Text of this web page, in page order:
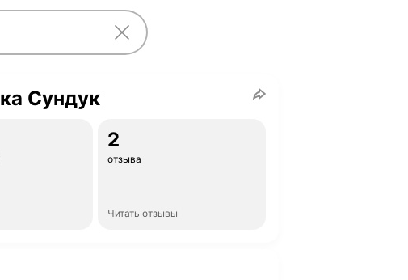
Сундук
2
отзыва
Читать отзывы